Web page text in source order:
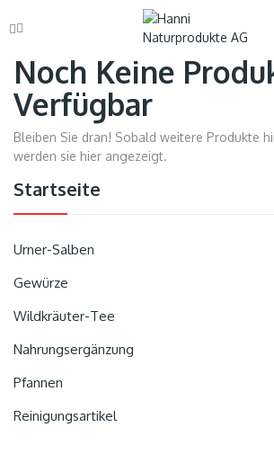
Startseite
Urner-Salben
Gewürze
Wildkräuter-Tee
Nahrungsergänzung
Pfannen
Reinigungsartikel
Noch Keine
Verfügbar
Bleiben Sie dran! Sobald weitere Produkte
werden sie hier angezeigt.